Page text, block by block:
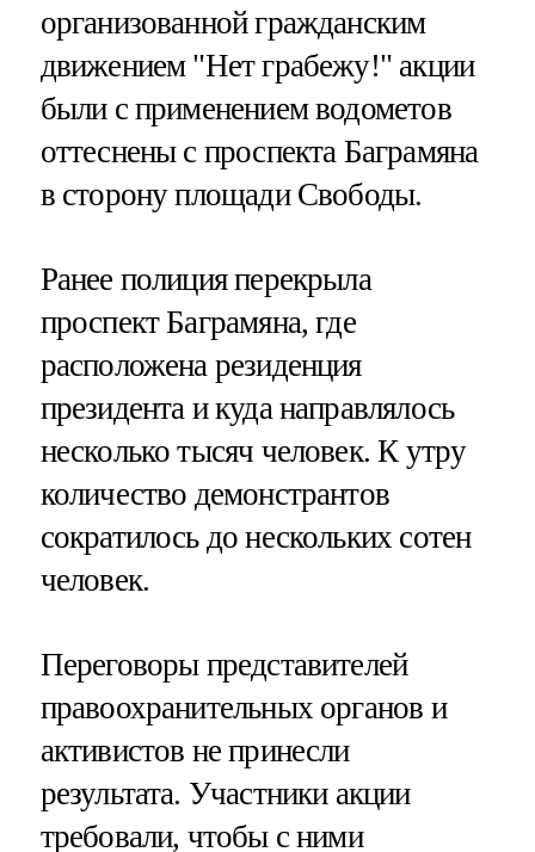
организованной гражданским
движением "Нет грабежу!" акции
были с применением водометов
оттеснены с проспекта Баграмяна
в сторону площади Свободы.
Ранее полиция перекрыла
проспект Баграмяна, где
расположена резиденция
президента и куда направлялось
несколько тысяч человек. К утру
количество демонстрантов
сократилось до нескольких сотен
человек.
Переговоры представителей
правоохранительных органов и
активистов не принесли
результата. Участники акции
требовали, чтобы с ними